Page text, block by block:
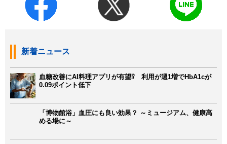
新着ニュース
血糖改善にAI料理アプリが有望⁉ 利用が週1増でHbA1cが
0.09ポイント低下
「博物館浴」血圧にも良い効果？ ～ミュージアム、健康高
める場に～